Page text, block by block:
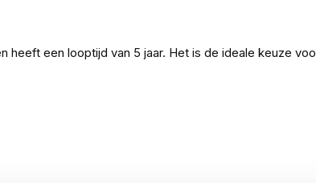
een looptijd van 5 jaar. Het is de ideale keuze